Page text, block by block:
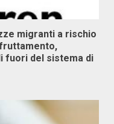
migranti a rischio
fuori del sistema di